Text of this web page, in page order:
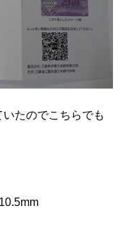
たのでこちらでも